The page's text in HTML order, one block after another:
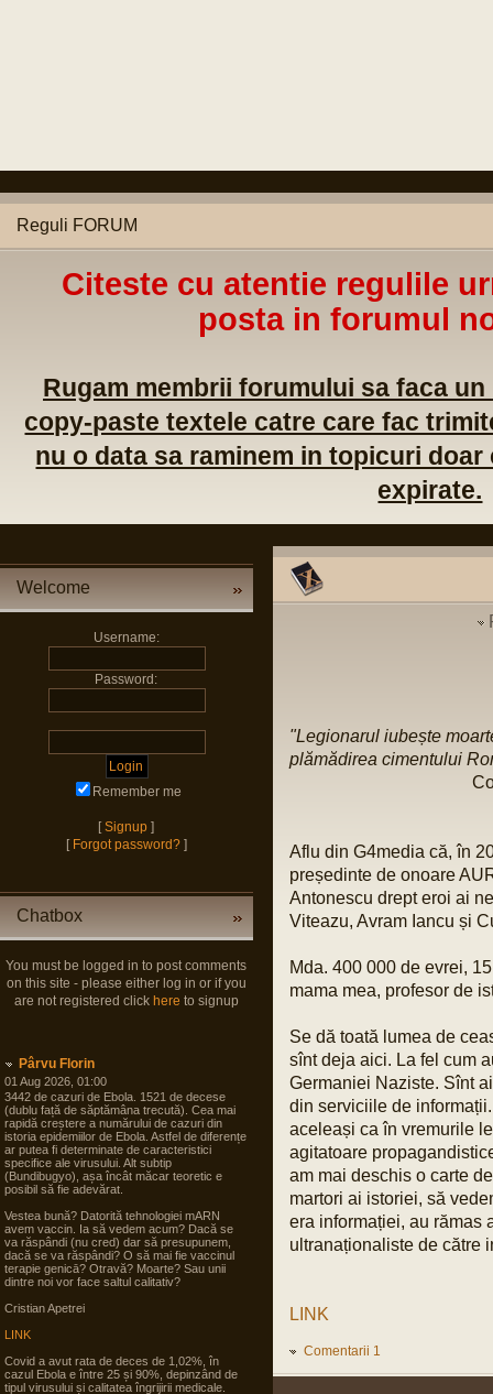
Reguli FORUM
Citeste cu atentie regulile
posta in forumul
Rugam membrii forumului sa faca
copy-paste textele catre care fac
nu o data sa raminem in topicuri
expirate.
Welcome
Username:
Password:
Remember me
[Signup ]
[ Forgot password? ]
Chatbox
You must be logged in to post comments
on this site - please either log in or if you
are not registered click here to signup
Pârvu Florin
01 Aug 2026, 01:00
3442 de cazuri de Ebola. 1521 de decese
(dublu față de săptămâna trecută). Cea mai
rapidă creștere a numărului de cazuri din
istoria epidemiilor de Ebola. Astfel de diferențe
ar putea fi determinate de caracteristici
specifice ale virusului. Alt subtip
(Bundibugyo), așa încât măcar teoretic e
posibil să fie adevărat.
Vestea bună? Datorită tehnologiei mARN
avem vaccin. Ia să vedem acum? Dacă se
va răspândi (nu cred) dar să presupunem,
dacă se va răspândi? O să mai fie vaccinul
terapie genicā? Otravă? Moarte? Sau unii
dintre noi vor face saltul calitativ?
Cristian Apetrei
LINK
Covid a avut rata de deces de 1,02%, în
cazul Ebola e între 25 și 90%, depinzând de
tipul virusului și calitatea îngrijirii medicale.
"Legionarul iubește
plămădirea cimentului
Aflu din G4media că, în
președinte de onoare
Antonescu drept eroi ai
Viteazu, Avram Iancu și
Mda. 400 000 de evrei,
mama mea, profesor de
Se dă toată lumea de
sînt deja aici. La fel cum
Germaniei Naziste. Sînt
din serviciile de
aceleași ca în vremurile
agitatoare
am mai deschis o carte
martori ai istoriei, să
era informației, au rămas
ultranaționaliste de către
LINK
Comentarii 1